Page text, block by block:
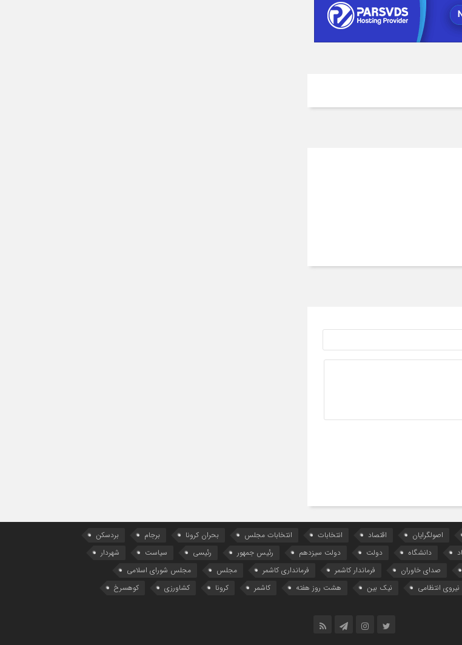
اصولگرایان اقتصاد انتخابات انتخابات مجلس بحران کرونا برجام
بردسکن
دانشگاه دولت دولت سیزدهم رئیس جمهور رئیسی سیاست
شهردار
صدای خاوران فرماندار کاشمر فرمانداری کاشمر مجلس
مجلس شورای اسلامی
نیروی انتظامی نیک بین هشت روز هفته کاشمر کرونا کشاورزی کوهسرخ